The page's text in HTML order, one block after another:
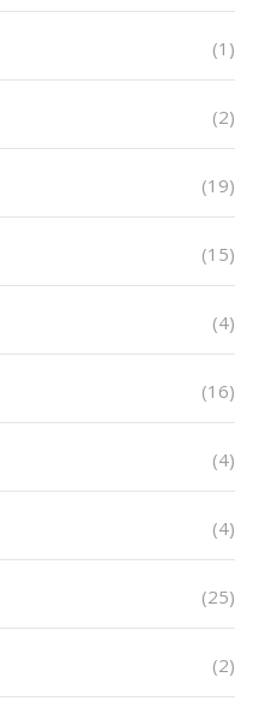
(1)
(2)
(19)
(15)
(4)
(16)
(4)
(4)
(25)
(2)